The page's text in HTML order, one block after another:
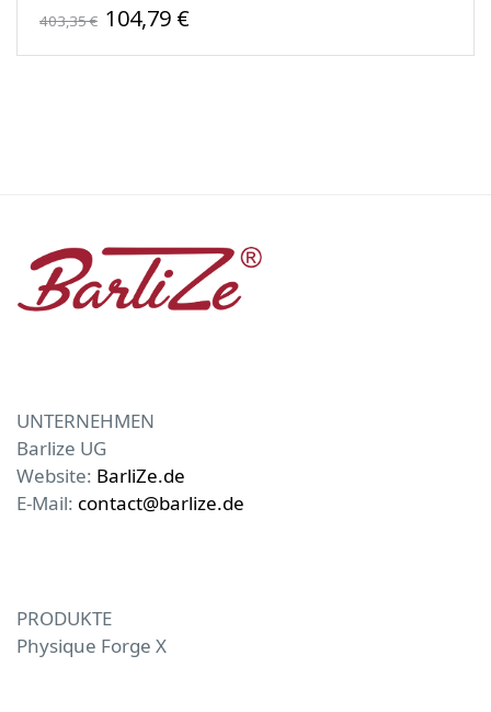
403,35€ Ursprünglicher
war:
104,79 €
ist:
UNTERNEHMEN
Barlize UG
Website: BarliZe.de
E-Mail: contact@barlize.de
PRODUKTE
Physique Forge X